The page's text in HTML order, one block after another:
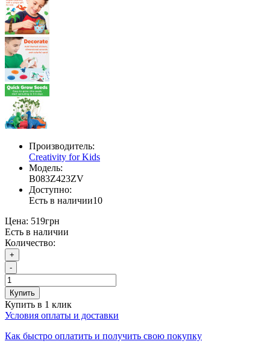
Производитель:
Creativity for Kids
Модель:
B083Z423ZV
Доступно:
Есть в наличии10
Цена: 519грн
Есть в наличии
Количество:
+
-
Купить
Купить в 1 клик
Условия оплаты и доставки
Как быстро оплатить и получить свою покупку